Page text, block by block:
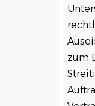
zum